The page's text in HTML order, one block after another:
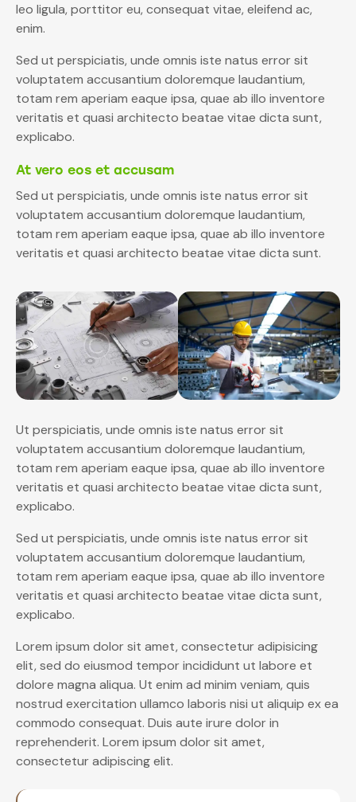
leo ligula, porttitor eu, consequat vitae, eleifend ac,
enim.
Sed ut perspiciatis, unde omnis iste natus error sit
voluptatem accusantium doloremque laudantium,
totam rem aperiam eaque ipsa, quae ab illo inventore
veritatis et quasi architecto beatae vitae dicta sunt,
explicabo.
At vero eos et accusam
Sed ut perspiciatis, unde omnis iste natus error sit
voluptatem accusantium doloremque laudantium,
totam rem aperiam eaque ipsa, quae ab illo inventore
veritatis et quasi architecto beatae vitae dicta sunt.
Ut perspiciatis, unde omnis iste natus error sit
voluptatem accusantium doloremque laudantium,
totam rem aperiam eaque ipsa, quae ab illo inventore
veritatis et quasi architecto beatae vitae dicta sunt,
explicabo.
Sed ut perspiciatis, unde omnis iste natus error sit
voluptatem accusantium doloremque laudantium,
totam rem aperiam eaque ipsa, quae ab illo inventore
veritatis et quasi architecto beatae vitae dicta sunt,
explicabo.
Lorem ipsum dolor sit amet, consectetur adipisicing
elit, sed do eiusmod tempor incididunt ut labore et
dolore magna aliqua. Ut enim ad minim veniam, quis
nostrud exercitation ullamco laboris nisi ut aliquip ex ea
commodo consequat. Duis aute irure dolor in
reprehenderit. Lorem ipsum dolor sit amet,
consectetur adipiscing elit.